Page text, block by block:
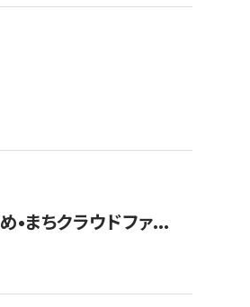
•まちクラウドファ...